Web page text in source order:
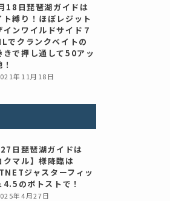
18日琵琶湖ガイドは
ト縛り！ほぼレジット
インワイルドサイド７
でクランクベイトの
きで押し通して50アッ
年11月18日
日琵琶湖ガイドは
クマル】様降臨は
ジャスターフィッ
4.5のボトストで！
年4月27日